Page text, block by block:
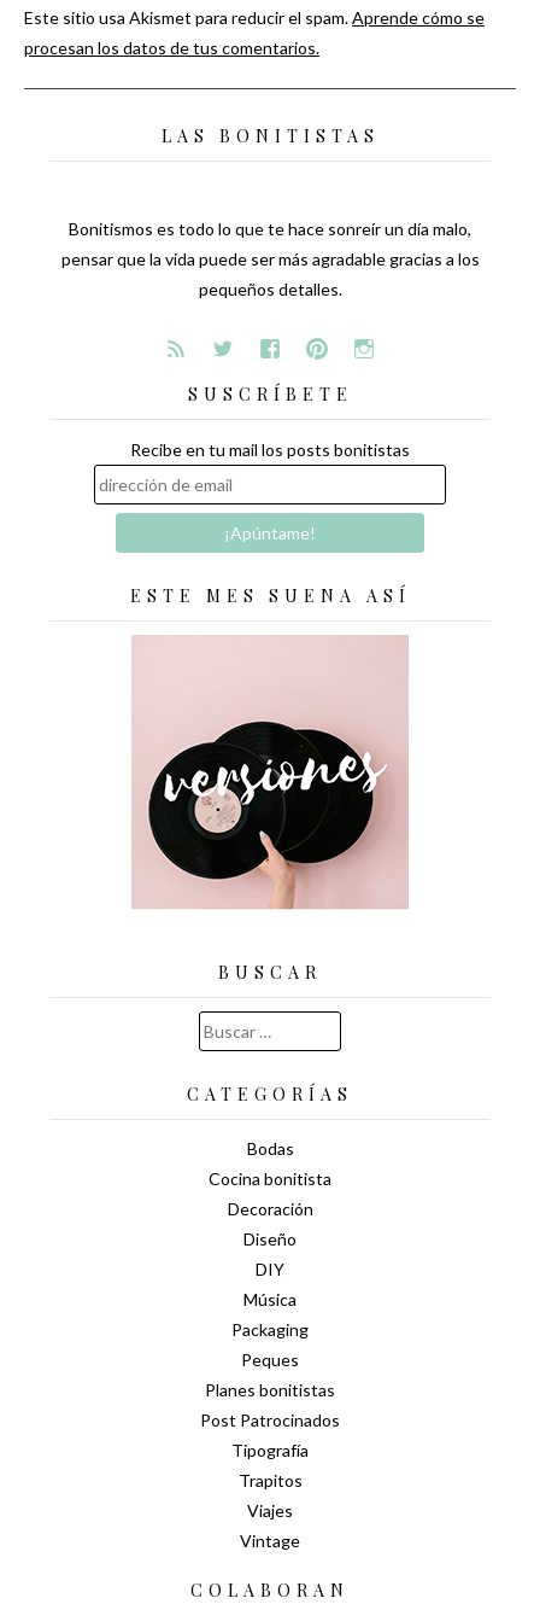
Este sitio usa Akismet para reducir el spam.Aprende cómo se
procesan los datos de tus comentarios.
LAS BONITISTAS
Bonitismos es todo lo que te hace sonreír un día malo,
pensar que la vida puede ser más agradable gracias a los
pequeños detalles.
SUSCRÍBETE
Recibe en tu mail los posts bonitistas
ESTE MES SUENA ASÍ
BUSCAR
Buscar:
CATEGORÍAS
Bodas
Cocina bonitista
Decoración
Diseño
DIY
Música
Packaging
Peques
Planes bonitistas
Post Patrocinados
Tipografía
Trapitos
Viajes
Vintage
COLABORAN